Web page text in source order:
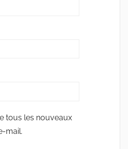
tous les nouveaux
mail.